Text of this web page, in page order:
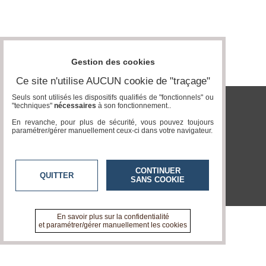
Médias
Blogs
Inscription
annuaire
pro
tvlocale.fr
Gestion des cookies
Ce site n'utilise AUCUN cookie de "traçage"
Seuls sont utilisés les dispositifs qualifiés de "fonctionnels" ou
"techniques" nécessaires à son fonctionnement..
En revanche, pour plus de sécurité, vous pouvez toujours
paramétrer/gérer manuellement ceux-ci dans votre navigateur.
QUITTER
CONTINUER
SANS COOKIE
En savoir plus sur la confidentialité
et paramétrer/gérer manuellement les cookies